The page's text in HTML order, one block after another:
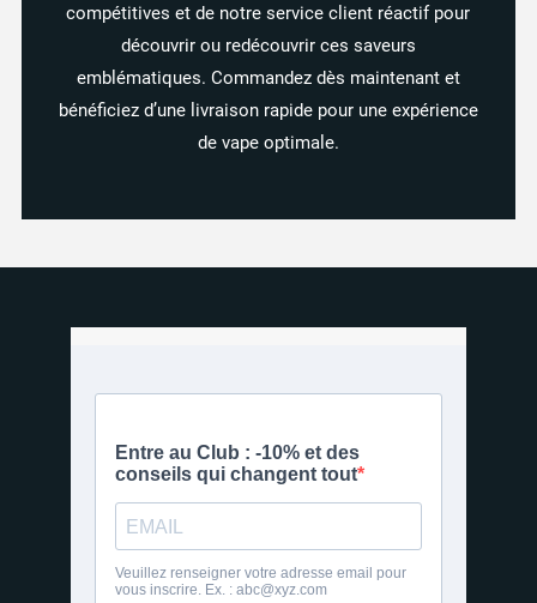
compétitivesetde notreserviceclient réactif pour
découvrir ou redécouvrir ces saveurs
emblématiques. Commandez dès maintenant et
bénéficiez d’une livraison rapide pour une expérience
de vape optimale.